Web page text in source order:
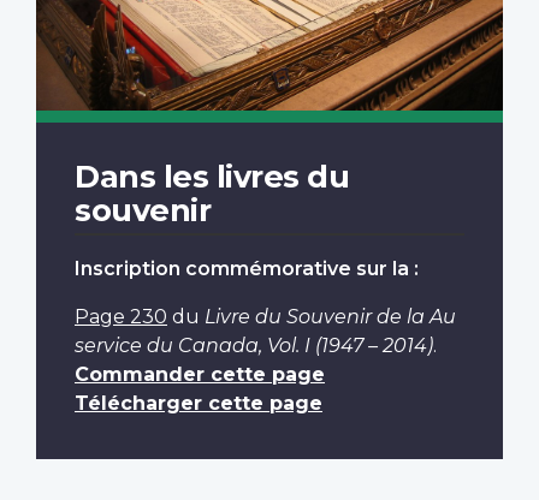
Dans les livres du
souvenir
Inscription commémorative sur la :
Page 230 du Livre du Souvenir de la Au
service du Canada, Vol. I (1947 – 2014).
Commander cette page
Télécharger cette page